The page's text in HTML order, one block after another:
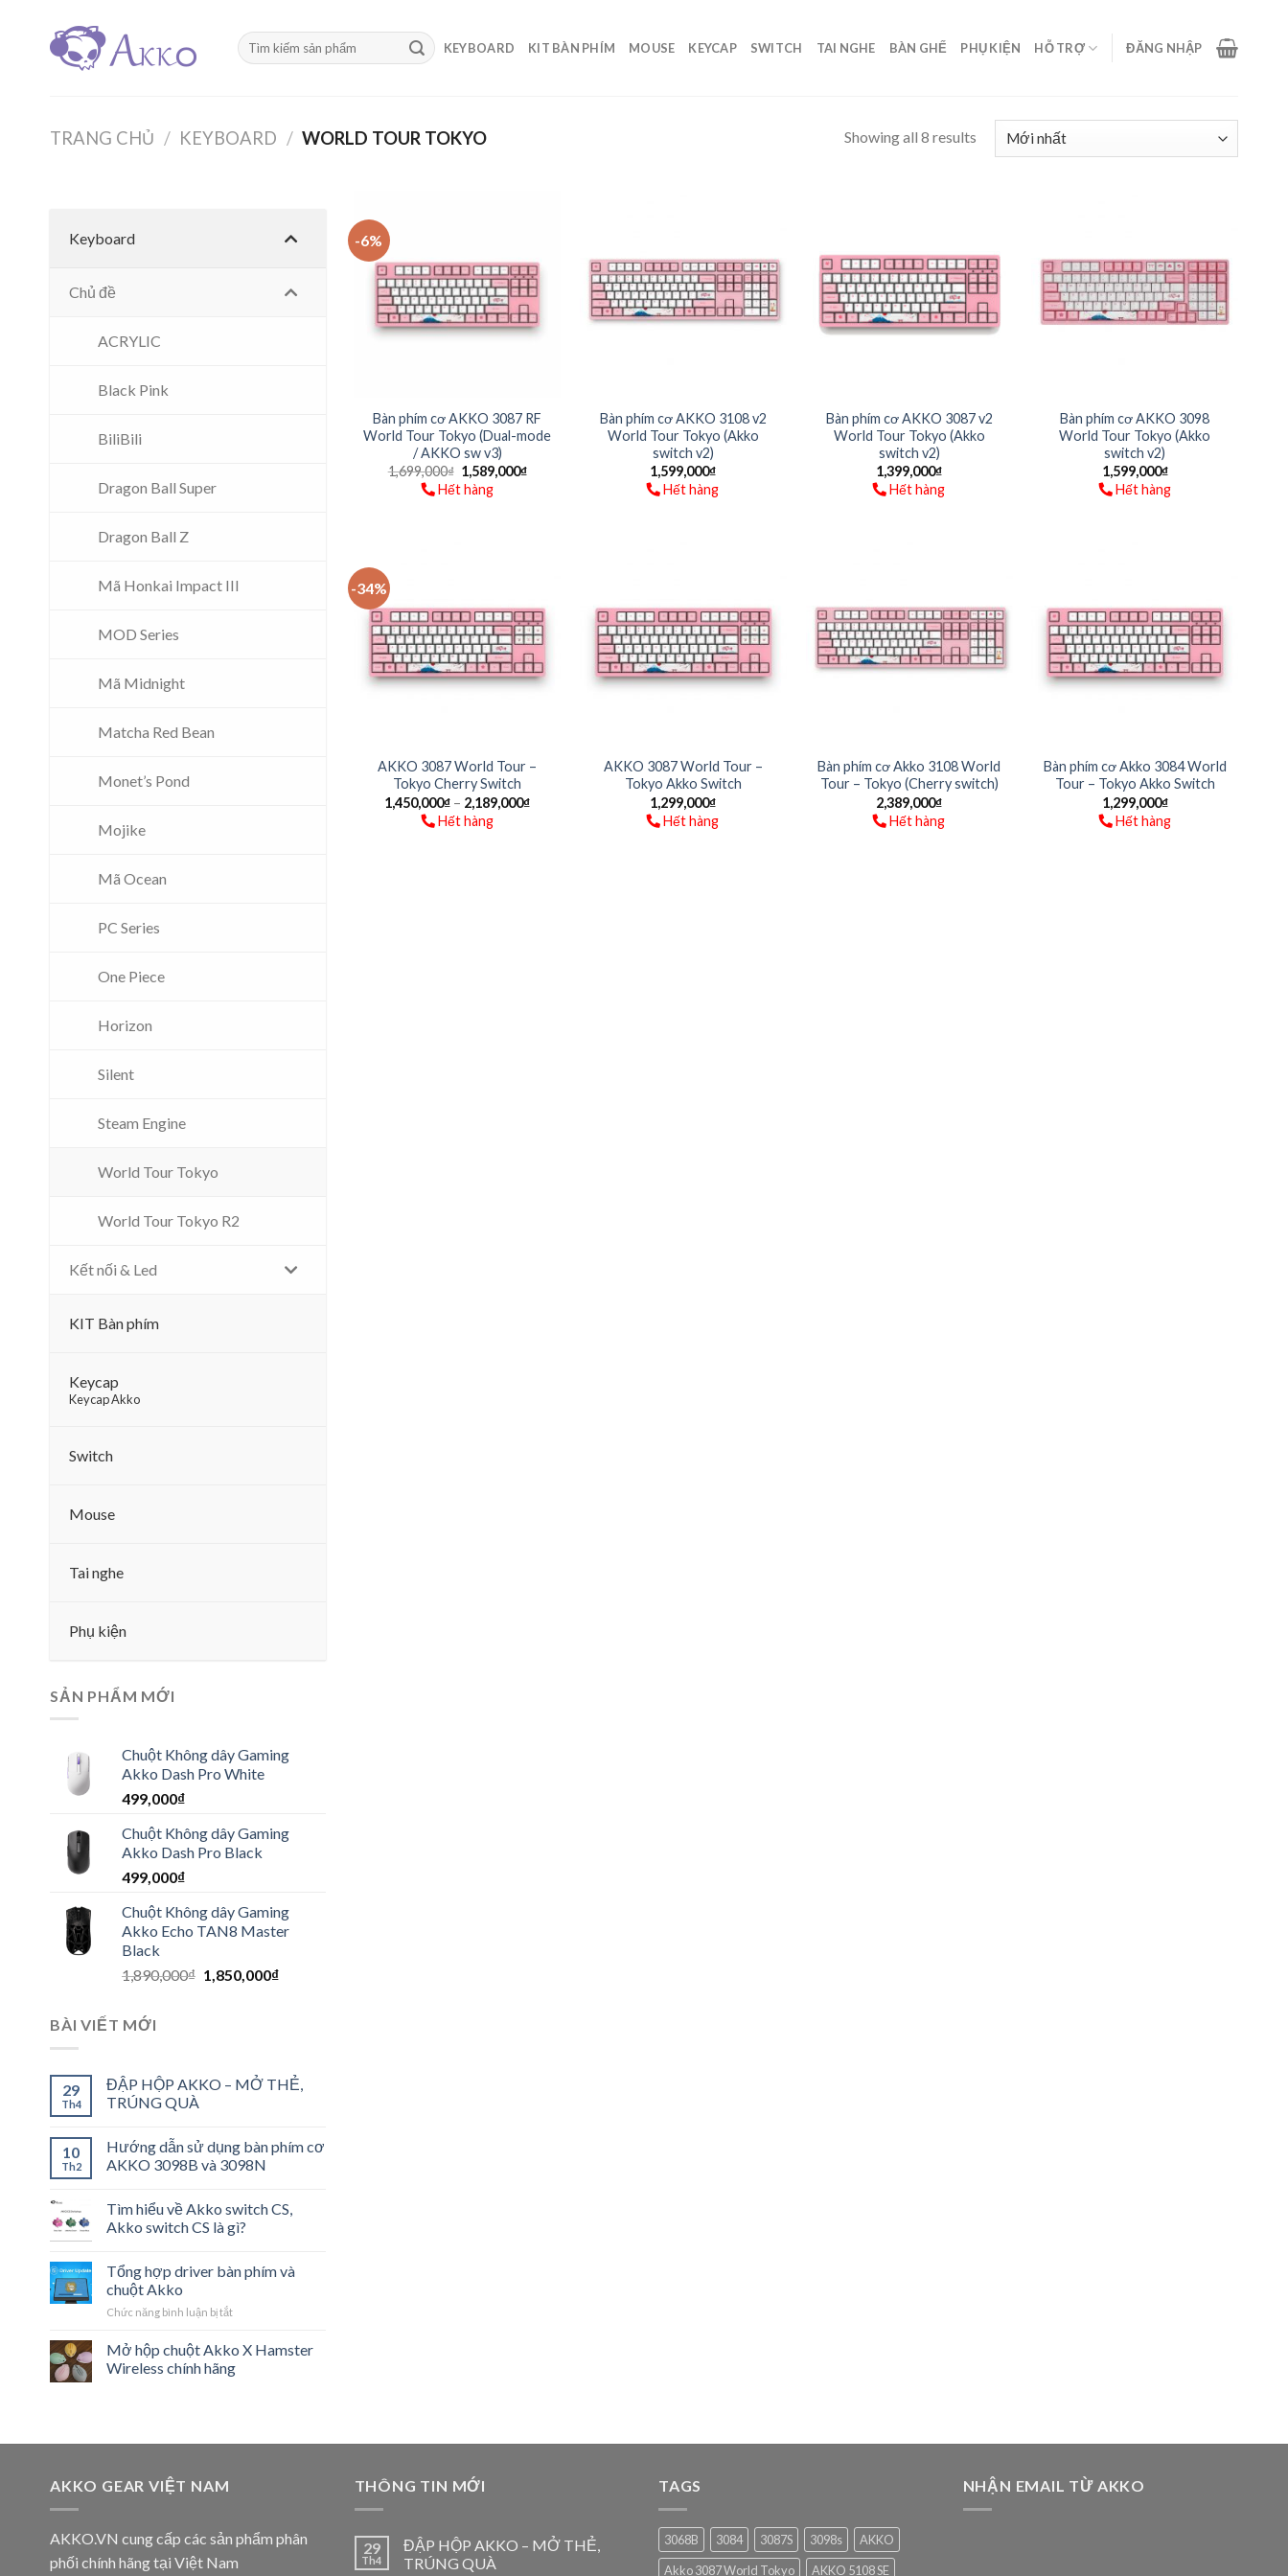
Tìm
kiếm:
KEYBOARD KIT BÀN PHÍM MOUSE KEYCAP SWITCH TAI NGHE BÀN GHẾ PHỤ KIỆN HỖ TRỢ ĐĂNG NHẬP
TRANG CHỦ / KEYBOARD / WORLD TOUR TOKYO Showing all 8 results
Keyboard
Chủ đề
ACRYLIC
Black Pink
BiliBili
Dragon Ball Super
Dragon Ball Z
Mã Honkai Impact III
MOD Series
Mã Midnight
Matcha Red Bean
Monet’s Pond
Mojike
Mã Ocean
PC Series
One Piece
Horizon
Silent
Steam Engine
World Tour Tokyo
World Tour Tokyo R2
Kết nối & Led
KIT Bàn phím
Keycap
–
Keycap Akko
Switch
Mouse
Tai nghe
Phụ kiện
SẢN PHẨM MỚI
Chuột Không dây Gaming
Akko Dash Pro White
499,000₫
Chuột Không dây Gaming
Akko Dash Pro Black
499,000₫
Chuột Không dây Gaming
Akko Echo TAN8 Master
Black
1,890,000₫ 1,850,000₫
BÀI VIẾT MỚI
29
Th4
ĐẬP HỘP AKKO – MỞ THẺ,
TRÚNG QUÀ
10
Th2
Hướng dẫn sử dụng bàn phím cơ
AKKO 3098B và 3098N
Tìm hiểu về Akko switch CS,
Akko switch CS là gì?
Tổng hợp driver bàn phím và
chuột Akko
Chức năng bình luận bị tắtở
hợp
driver
bàn
Akko
Mở hộp chuột Akko X Hamster
Wireless chính hãng
-6%
Bàn phím cơ AKKO 3087 RF
World Tour Tokyo (Dual-mode
/ AKKO sw v3)
1,699,000₫ 1,589,000₫
Hết hàng
Bàn phím cơ AKKO 3108 v2
World Tour Tokyo (Akko
switch v2)
1,599,000₫
Hết hàng
Bàn phím cơ AKKO 3087 v2
World Tour Tokyo (Akko
switch v2)
1,399,000₫
Hết hàng
Bàn phím cơ AKKO 3098
World Tour Tokyo (Akko
switch v2)
1,599,000₫
Hết hàng
-34%
AKKO 3087 World Tour –
Tokyo Cherry Switch
1,450,000₫ – 2,189,000₫
Hết hàng
AKKO 3087 World Tour –
Tokyo Akko Switch
1,299,000₫
Hết hàng
Bàn phím cơ Akko 3108 World
Tour – Tokyo (Cherry switch)
2,389,000₫
Hết hàng
Bàn phím cơ Akko 3084 World
Tour – Tokyo Akko Switch
1,299,000₫
Hết hàng
AKKO GEAR VIỆT NAM
AKKO.VN cung cấp các sản phẩm phân
phối chính hãng tại Việt Nam
THÔNG TIN MỚI
29
Th4
ĐẬP HỘP AKKO – MỞ THẺ,
TRÚNG QUÀ
TAGS
3068B 3084 3087S 3098s
AKKO
Akko 3087 World Tokyo
AKKO 5108 SE
NHẬN EMAIL TỪ AKKO